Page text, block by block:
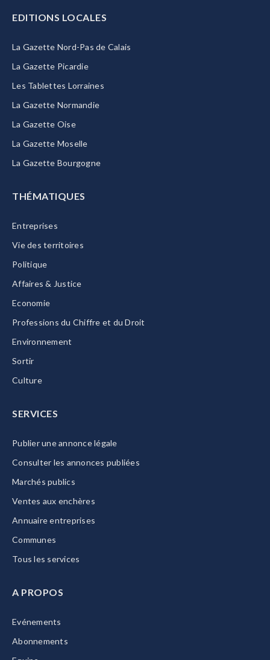
EDITIONS LOCALES
La Gazette Nord-Pas de Calais
La Gazette Picardie
Les Tablettes Lorraines
La Gazette Normandie
La Gazette Oise
La Gazette Moselle
La Gazette Bourgogne
THÉMATIQUES
Entreprises
Vie des territoires
Politique
Affaires & Justice
Economie
Professions du Chiffre et du Droit
Environnement
Sortir
Culture
SERVICES
Publier une annonce légale
Consulter les annonces publiées
Marchés publics
Ventes aux enchères
Annuaire entreprises
Communes
Tous les services
A PROPOS
Evénements
Abonnements